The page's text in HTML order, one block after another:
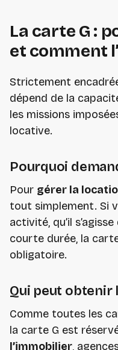
La carte G :
et comment
Strictement
dépend de la
les missions
locative.
Pourquoi
Pour gérer la
tout simplement. Si
activité, qu’il
courte durée, la
obligatoire.
Qui peut obtenir
Comme toutes les
la carte G est
l’immobilier,